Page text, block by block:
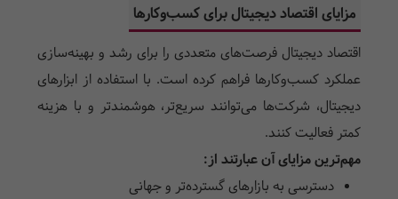
مزایای اقتصاد دیجیتال برای کسب‌وکارها
اقتصاد دیجیتال فرصت‌های متعددی را برای رشد و بهینه‌سازی
عملکرد کسب‌وکارها فراهم کرده است. با استفاده از ابزارهای
دیجیتال، شرکت‌ها می‌توانند سریع‌تر، هوشمندتر و با هزینه
کمتر فعالیت کنند.
مهم‌ترین مزایای آن عبارتند از:
دسترسی به بازارهای گسترده‌تر و جهانی